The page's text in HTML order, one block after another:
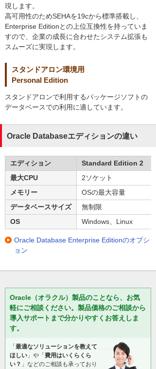
現します。
高可用性のためSEHAを19cから標準搭載し、
Enterprise Editionとの上位互換性を持っていま
すので、企業の成長に合わせたシステム拡張も
スムーズに実現します。
スタンドアロン環境用
Personal Edition
スタンドアロンで利用するパッケージソフトの
データベースでの利用に適しています。
Oracle Databaseエディションの違い
エディション
Standard Edition 2
最大CPU
2ソケット
メモリー
OSの最大容量
データベースサイズ
無制限
OS
Windows、Linux
Oracle Database Enterprise Editionのオプシ
ョン
Oracle（オラクル）製品のことなら、お気
軽にご相談ください。製品価格のご相談から
導入サポートまで分かりやすくお答えしま
す。
「 最適なソリューションを教えて
ほしい 」や「 費用はいくらくら
い？ 」などのご相談も承っており